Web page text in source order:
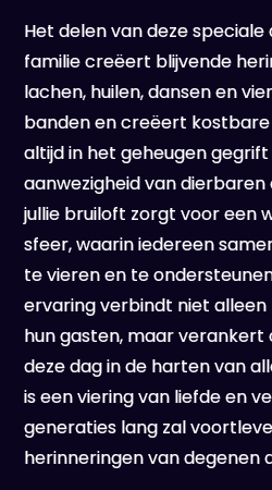
Het delen van deze
familie creëert blijvende
lachen, huilen, dansen en
banden en creëert
altijd in het geheugen gegrift
aanwezigheid van dierbaren
jullie bruiloft zorgt voor een
sfeer, waarin iedereen
te vieren en te
ervaring verbindt niet
hun gasten, maar verankert
deze dag in de harten van
is een viering van liefde en
generaties lang zal
herinneringen van degenen